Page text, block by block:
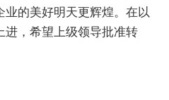
的美好明天更辉煌。在以
进，希望上级领导批准转